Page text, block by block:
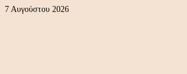
7 Αυγούστου 2026